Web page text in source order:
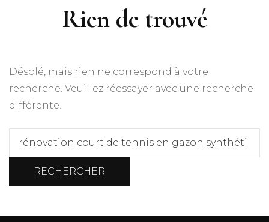
Rien de trouvé
Désolé, mais rien ne correspond à votre
recherche. Veuillez réessayer avec une recherche
différente.
Rechercher :